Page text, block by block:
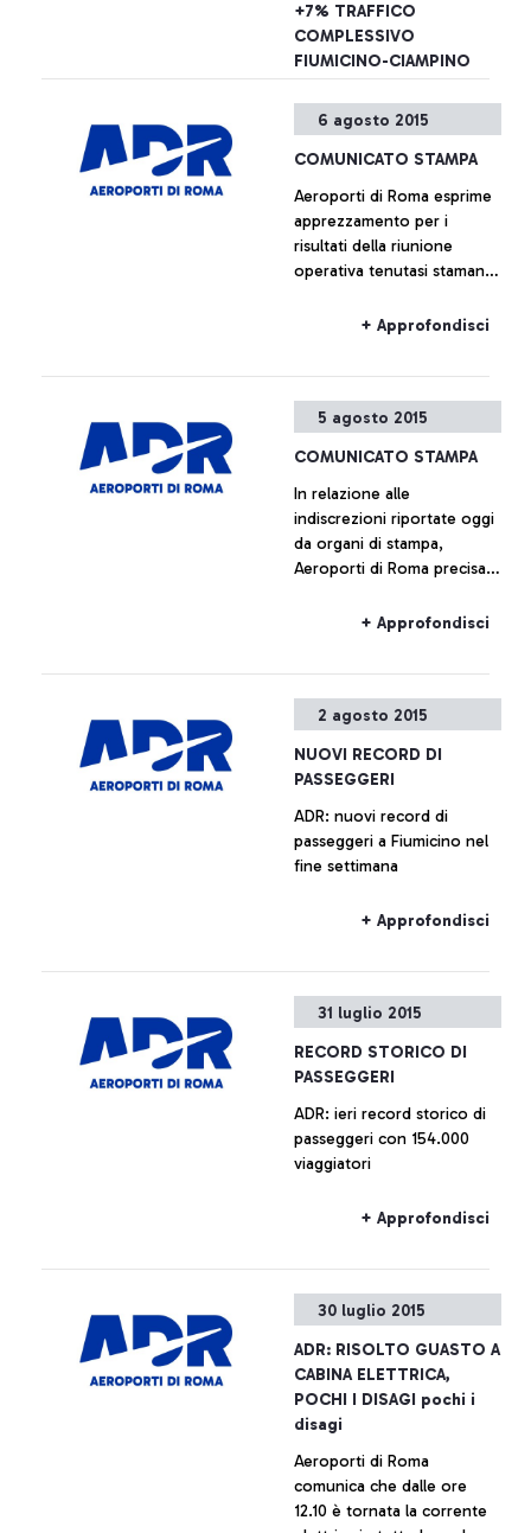
+7% TRAFFICO
COMPLESSIVO
FIUMICINO-CIAMPINO
- insieme a China Southern
nuovo collegamento tra
l’aeroporto Leonardo Da
Vinci e le città di Canton e
Wuhan.
+ Approfondisci
6 agosto 2015
COMUNICATO STAMPA
Aeroporti di Roma esprime
apprezzamento per i
risultati della riunione
operativa tenutasi stamane
dell’Enac, alla quale erano
Alitalia e Enav.
+ Approfondisci
5 agosto 2015
COMUNICATO STAMPA
In relazione alle
indiscrezioni riportate oggi
da organi di stampa,
Aeroporti di Roma precisa
di alcun piano immobiliare
all’interno del sedime
+ Approfondisci
2 agosto 2015
NUOVI RECORD DI
PASSEGGERI
ADR: nuovi record di
passeggeri a Fiumicino nel
fine settimana
+ Approfondisci
31 luglio 2015
RECORD STORICO DI
PASSEGGERI
ADR: ieri record storico di
passeggeri con 154.000
viaggiatori
+ Approfondisci
30 luglio 2015
ADR: RISOLTO GUASTO A
CABINA ELETTRICA,
POCHI I DISAGI pochi i
disagi
Aeroporti di Roma
comunica che dalle ore
12.10 è tornata la corrente